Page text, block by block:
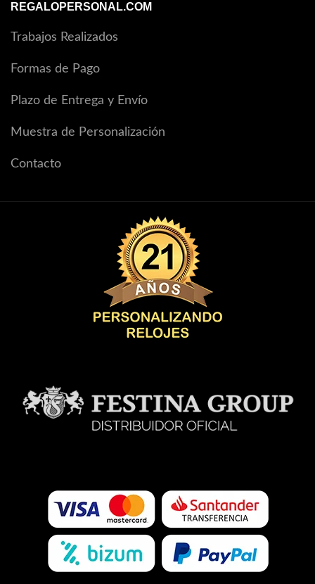
REGALOPERSONAL.COM
Trabajos Realizados
Formas de Pago
Plazo de Entrega y Envío
Muestra de Personalización
Contacto